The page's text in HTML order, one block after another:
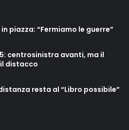
piazza: “Fermiamo le guerre”
centrosinistra avanti, ma il
distacco
resta al “Libro possibile”